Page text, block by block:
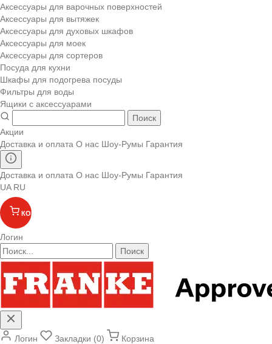
Аксессуары для варочных поверхностей
Аксессуары для вытяжек
Аксессуары для духовых шкафов
Аксессуары для моек
Аксессуары для сортеров
Посуда для кухни
Шкафы для подогрева посуды
Фильтры для воды
Ящики с аксессуарами
Поиск
Акции
Доставка и оплата О нас Шоу-Румы Гарантия
Доставка и оплата О нас Шоу-Румы Гарантия
UA RU
КОРЗИНА
Логин
Поиск
Логин Закладки (0)
Корзина